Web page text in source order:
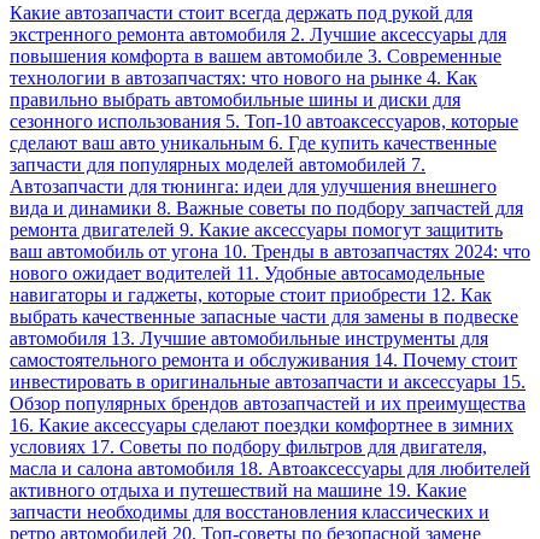
Какие автозапчасти стоит всегда держать под рукой для
экстренного ремонта автомобиля 2. Лучшие аксессуары для
повышения комфорта в вашем автомобиле 3. Современные
технологии в автозапчастях: что нового на рынке 4. Как
правильно выбрать автомобильные шины и диски для
сезонного использования 5. Топ-10 автоаксессуаров, которые
сделают ваш авто уникальным 6. Где купить качественные
запчасти для популярных моделей автомобилей 7.
Автозапчасти для тюнинга: идеи для улучшения внешнего
вида и динамики 8. Важные советы по подбору запчастей для
ремонта двигателей 9. Какие аксессуары помогут защитить
ваш автомобиль от угона 10. Тренды в автозапчастях 2024: что
нового ожидает водителей 11. Удобные автосамодельные
навигаторы и гаджеты, которые стоит приобрести 12. Как
выбрать качественные запасные части для замены в подвеске
автомобиля 13. Лучшие автомобильные инструменты для
самостоятельного ремонта и обслуживания 14. Почему стоит
инвестировать в оригинальные автозапчасти и аксессуары 15.
Обзор популярных брендов автозапчастей и их преимущества
16. Какие аксессуары сделают поездки комфортнее в зимних
условиях 17. Советы по подбору фильтров для двигателя,
масла и салона автомобиля 18. Автоаксессуары для любителей
активного отдыха и путешествий на машине 19. Какие
запчасти необходимы для восстановления классических и
ретро автомобилей 20. Топ-советы по безопасной замене